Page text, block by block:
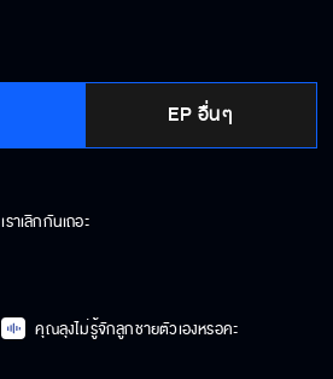
EP อื่นๆ
ผมไม่อยากให้ลูกสาวมีผัว 2 คน
เราเลิกกันเถอะ
คุณลุงไม่รู้จักลูกชายตัวเองหรอคะ